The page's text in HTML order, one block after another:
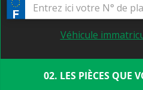
Véhicule
02. LES PIÈCES QUE